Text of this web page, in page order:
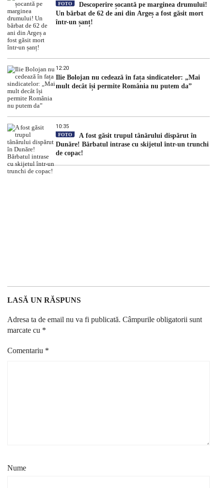
FOTO
Descoperire șocantă pe marginea drumului!
Un bărbat de 62 de ani din Argeș a fost găsit mort
într-un șanț!
12:20
Ilie Bolojan nu cedează în fața sindicatelor: „Mai
mult decât își permite România nu putem da”
10:35
FOTO
A fost găsit trupul tânărului dispărut în
Dunăre! Bărbatul intrase cu skijetul într-un trunchi
de copac!
LASĂ UN RĂSPUNS
Adresa ta de email nu va fi publicată. Câmpurile obligatorii sunt
marcate cu *
Comentariu *
Nume